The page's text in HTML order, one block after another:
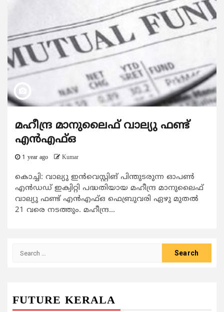
മഹീന്ദ്ര മാനുലൈഫ് വാല്യു ഫണ്ട്
എന്‍എഫ്ഒ
1 year ago Kumar
കൊച്ചി: വാല്യു ഇന്‍വെസ്റ്റിങ് പിന്തുടരുന്ന ഓപണ്‍
എന്‍ഡഡ് ഇക്വിറ്റി പദ്ധതിയായ മഹീന്ദ്ര മാനുലൈഫ്
വാല്യു ഫണ്ട് എന്‍എഫ്ഒ ഫെബ്രുവരി ഏഴു മുതല്‍
21 വരെ നടത്തും. മഹീന്ദ്ര...
FUTURE KERALA